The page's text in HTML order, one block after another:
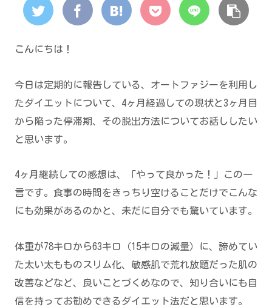
こんにちは！
今日は定期的に報告している、オートファジーを利用し
たダイエットについて、4ヶ月経過しての現状と3ヶ月目
から陥った停滞期、その脱出方法についてお話ししたい
と思います。
4ヶ月継続しての感想は、「やって良かった！」この一
言です。食事の時間をきっちり空けることだけでこんな
にも効果があるのかと、未だに自分でも驚いています。
体重が78キロから63キロ（15キロの減量）に、諦めてい
た太い太もものスリム化、敏感肌で荒れ放題だった肌の
改善などなど、良いことづくめなので、知り合いにも自
信を持ってお勧めできるダイエット法だと思います。